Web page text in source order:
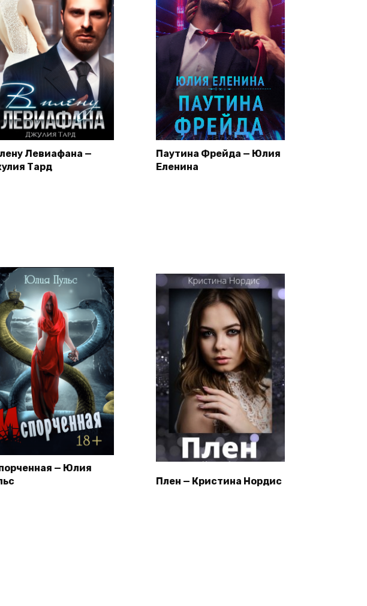
Левиафана —
Тард
Паутина Фрейда — Юлия
Еленина
— Юлия
Плен — Кристина Нордис